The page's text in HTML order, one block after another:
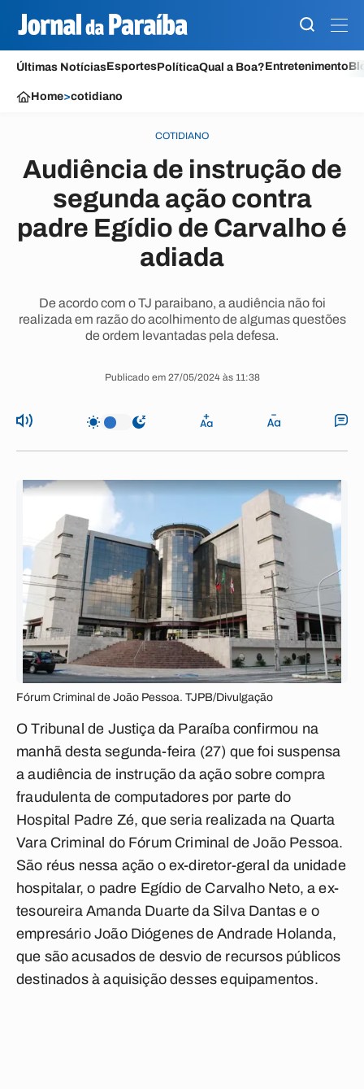
Últimas NotíciasEsportesPolíticaQual a Boa?Entretenimento
Home>cotidiano
COTIDIANO
Audiência de instrução de
segunda ação contra
padre Egídio de Carvalho é
adiada
De acordo com o TJ paraibano, a audiência não foi
realizada em razão do acolhimento de algumas questões
de ordem levantadas pela defesa.
Publicado em 27/05/2024 às 11:38
Fórum Criminal de João Pessoa. TJPB/Divulgação
O Tribunal de Justiça da Paraíba confirmou na
manhã desta segunda-feira (27) que foi suspensa
a audiência de instrução da ação sobre compra
fraudulenta de computadores por parte do
Hospital Padre Zé, que seria realizada na Quarta
Vara Criminal do Fórum Criminal de João Pessoa.
São réus nessa ação o ex-diretor-geral da unidade
hospitalar, o padre Egídio de Carvalho Neto, a ex-
tesoureira Amanda Duarte da Silva Dantas e o
empresário João Diógenes de Andrade Holanda,
que são acusados de desvio de recursos públicos
destinados à aquisição desses equipamentos.